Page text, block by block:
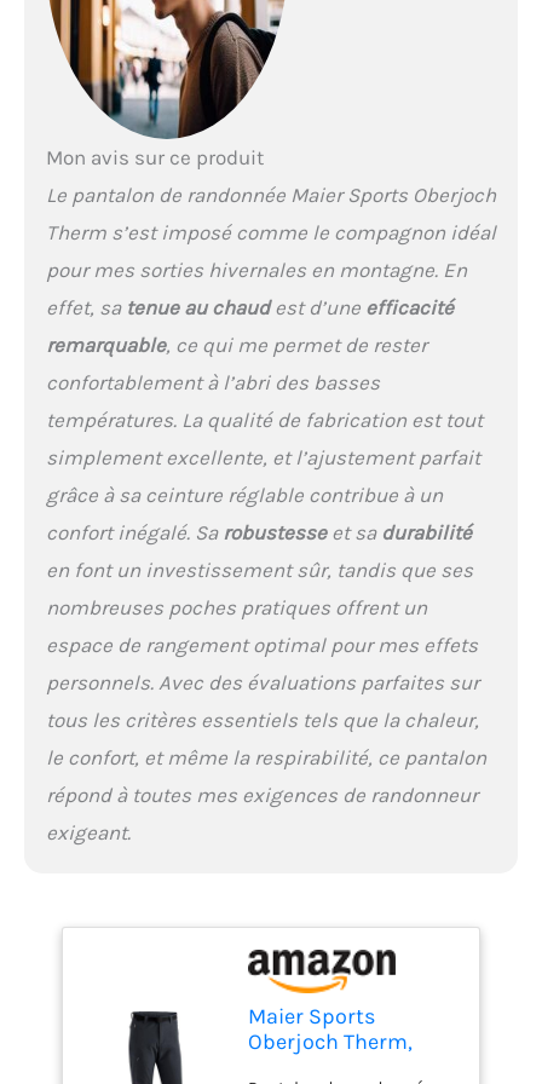
et une grande rétention de
chaleur, Tissu
particulièrement élastique
grâce au tissu stretch 4
poches spacieuses avec
sécurité intérieure
pratique, Taille
traditionnelle avec
passants et ceinture
intégrée Contenu : 1 x
Therm, Coupe : Regular Fit,
Coloris : Noir, Taille : 31
Mon avis sur ce produit
Le pantalon de randonnée Maier Sports Oberjoch
Therm s’est imposé comme le compagnon idéal
pour mes sorties hivernales en montagne. En
effet, sa tenue au chaudest d’une efficacité
remarquable, ce qui me permet de rester
confortablement à l’abri des basses
températures. La qualité de fabrication est tout
simplement excellente, et l’ajustement parfait
grâce à sa ceinture réglable contribue à un
confort inégalé. Sa robustesseet sa durabilité
en font un investissement sûr, tandis que ses
nombreuses poches pratiques offrent un
espace de rangement optimal pour mes effets
personnels. Avec des évaluations parfaites sur
tous les critères essentiels tels que la chaleur,
le confort, et même la respirabilité, ce pantalon
répond à toutes mes exigences de randonneur
exigeant.
Maier Sports
Oberjoch Therm,